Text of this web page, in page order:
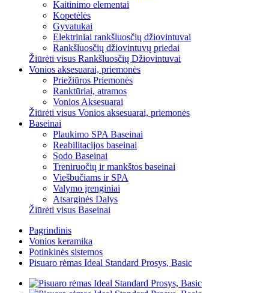
Kaitinimo elementai
Kopetėlės
Gyvatukai
Elektriniai rankšluosčių džiovintuvai
Rankšluosčių džiovintuvų priedai
Žiūrėti visus Rankšluosčių Džiovintuvai
Vonios aksesuarai, priemonės
Priežiūros Priemonės
Ranktūriai, atramos
Vonios Aksesuarai
Žiūrėti visus Vonios aksesuarai, priemonės
Baseinai
Plaukimo SPA Baseinai
Reabilitacijos baseinai
Sodo Baseinai
Treniruočių ir mankštos baseinai
Viešbučiams ir SPA
Valymo įrenginiai
Atsarginės Dalys
Žiūrėti visus Baseinai
Pagrindinis
Vonios keramika
Potinkinės sistemos
Pisuaro rėmas Ideal Standard Prosys, Basic